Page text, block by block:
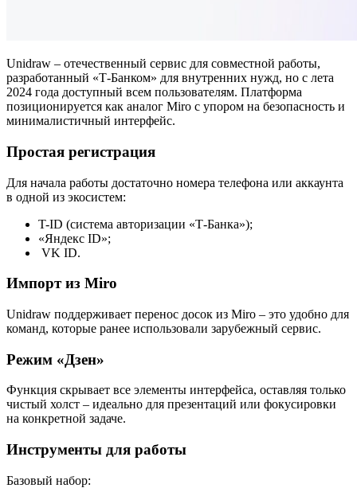
Unidraw – отечественный сервис для совместной работы,
разработанный «Т-Банком» для внутренних нужд, но с лета
2024 года доступный всем пользователям. Платформа
позиционируется как аналог Miro с упором на безопасность и
минималистичный интерфейс.
Простая регистрация
Для начала работы достаточно номера телефона или аккаунта
в одной из экосистем:
T-ID (система авторизации «Т-Банка»);
«Яндекс ID»;
VK ID.
Импорт из Miro
Unidraw поддерживает перенос досок из Miro – это удобно для
команд, которые ранее использовали зарубежный сервис.
Режим «Дзен»
Функция скрывает все элементы интерфейса, оставляя только
чистый холст – идеально для презентаций или фокусировки
на конкретной задаче.
Инструменты для работы
Базовый набор: